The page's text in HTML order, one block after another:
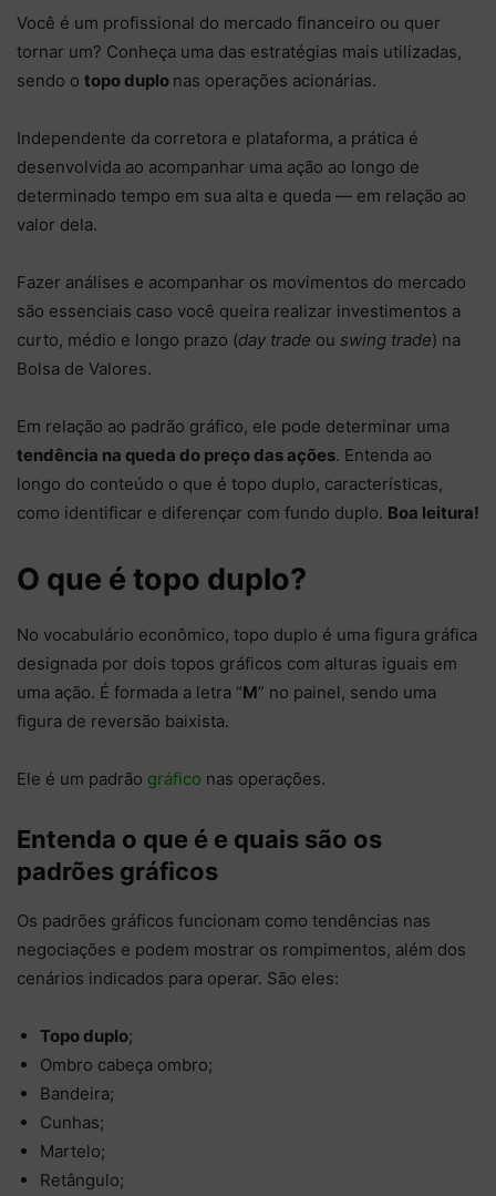
Você é um profissional do mercado financeiro ou quer
tornar um? Conheça uma das estratégias mais utilizadas,
sendo o topo duplo nas operações acionárias.
Independente da corretora e plataforma, a prática é
desenvolvida ao acompanhar uma ação ao longo de
determinado tempo em sua alta e queda — em relação ao
valor dela.
Fazer análises e acompanhar os movimentos do mercado
são essenciais caso você queira realizar investimentos a
curto, médio e longo prazo (day trade ou swing trade) na
Bolsa de Valores.
Em relação ao padrão gráfico, ele pode determinar uma
tendência na queda do preço das ações. Entenda ao
longo do conteúdo o que é topo duplo, características,
como identificar e diferençar com fundo duplo. Boa leitura!
O que é topo duplo?
No vocabulário econômico, topo duplo é uma figura gráfica
designada por dois topos gráficos com alturas iguais em
uma ação. É formada a letra “M” no painel, sendo uma
figura de reversão baixista.
Ele é um padrão gráfico nas operações.
Entenda o que é e quais são os
padrões gráficos
Os padrões gráficos funcionam como tendências nas
negociações e podem mostrar os rompimentos, além dos
cenários indicados para operar. São eles:
Topo duplo;
Ombro cabeça ombro;
Bandeira;
Cunhas;
Martelo;
Retângulo;